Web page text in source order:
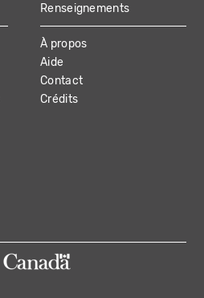
Renseignements
À propos
Aide
Contact
Crédits